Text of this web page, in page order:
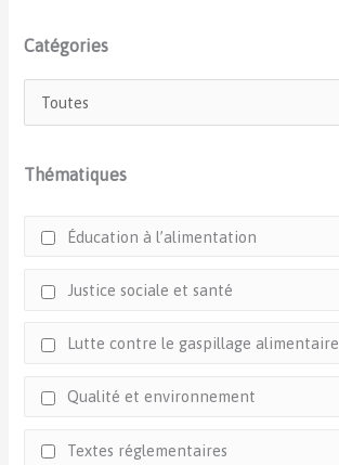
Catégories
Thématiques
Éducation à l’alimentation
Justice sociale et santé
Lutte contre le gaspillage alimentaire
Qualité et environnement
Textes réglementaires